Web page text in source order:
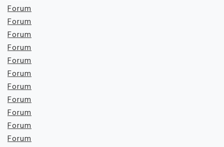
Forum
Forum
Forum
Forum
Forum
Forum
Forum
Forum
Forum
Forum
Forum